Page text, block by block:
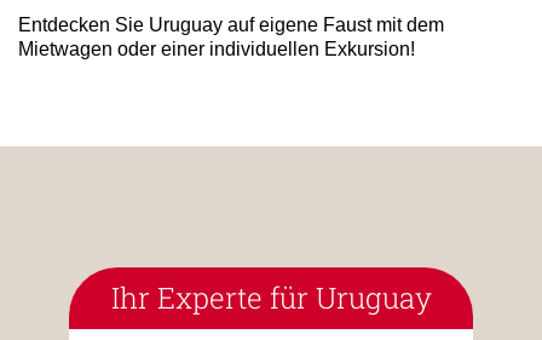
Entdecken Sie Uruguay auf eigene Faust mit dem
Mietwagen oder einer individuellen Exkursion!
Ihr Experte für Uruguay